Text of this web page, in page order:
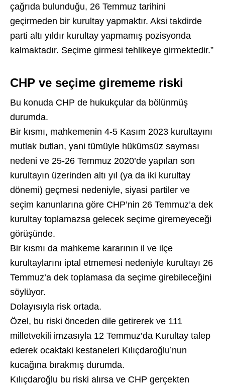
çağrıda bulunduğu, 26 Temmuz tarihini
geçirmeden bir kurultay yapmaktır. Aksi takdirde
parti altı yıldır kurultay yapmamış pozisyonda
kalmaktadır. Seçime girmesi tehlikeye girmektedir.”
CHP ve seçime girememe riski
Bu konuda CHP de hukukçular da bölünmüş
durumda.
Bir kısmı, mahkemenin 4-5 Kasım 2023 kurultayını
mutlak butlan, yani tümüyle hükümsüz sayması
nedeni ve 25-26 Temmuz 2020’de yapılan son
kurultayın üzerinden altı yıl (ya da iki kurultay
dönemi) geçmesi nedeniyle, siyasi partiler ve
seçim kanunlarına göre CHP’nin 26 Temmuz’a dek
kurultay toplamazsa gelecek seçime giremeyeceği
görüşünde.
Bir kısmı da mahkeme kararının il ve ilçe
kurultaylarını iptal etmemesi nedeniyle kurultayı 26
Temmuz’a dek toplamasa da seçime girebileceğini
söylüyor.
Dolayısıyla risk ortada.
Özel, bu riski önceden dile getirerek ve 111
milletvekili imzasıyla 12 Temmuz’da Kurultay talep
ederek ocaktaki kestaneleri Kılıçdaroğlu’nun
kucağına bırakmış durumda.
Kılıçdaroğlu bu riski alırsa ve CHP gerçekten